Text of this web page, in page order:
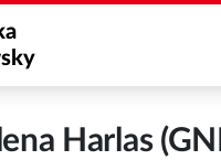
Harlas